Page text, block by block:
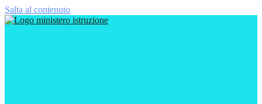
Salta al contenuto